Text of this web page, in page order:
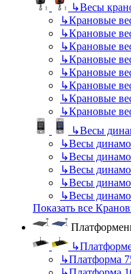
↳Весы
↳Крановые
↳Крановые
↳Крановые
↳Крановые
↳Крановые
↳Крановые
↳Крановые
↳Крановые
↳Весы
↳Весы
↳Весы
↳Весы
↳Весы
↳Весы
Показать все
↳
↳Платформа